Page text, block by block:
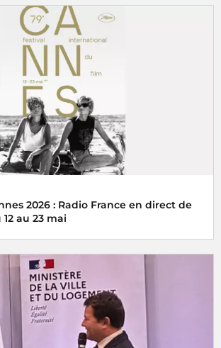
du concours Talents des Cités
2026 : Radio France en direct de
au 23 mai
historique du Festival de Cannes